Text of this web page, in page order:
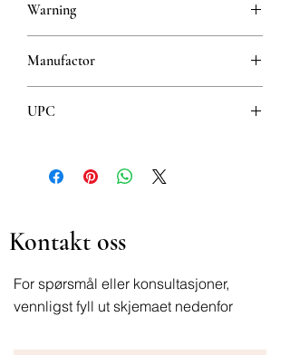
Warning
a valid prescription when ordering
Manufactor
UPC
90mg 8606111403116
120mg 8606111403123
Kontakt oss
For spørsmål eller konsultasjoner,
vennligst fyll ut skjemaet nedenfor